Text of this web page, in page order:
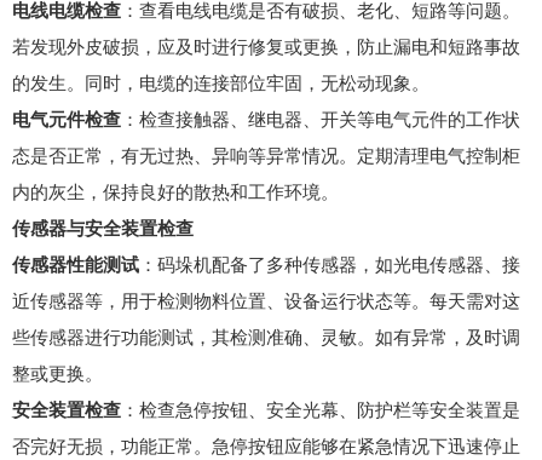
电线电缆检查 ：查看电线电缆是否有破损、老化、短路等问题。
若发现外皮破损，应及时进行修复或更换，防止漏电和短路事故
的发生。同时，电缆的连接部位牢固，无松动现象。
电气元件检查 ：检查接触器、继电器、开关等电气元件的工作状
态是否正常，有无过热、异响等异常情况。定期清理电气控制柜
内的灰尘，保持良好的散热和工作环境。
传感器与安全装置检查
传感器性能测试 ：码垛机配备了多种传感器，如光电传感器、接
近传感器等，用于检测物料位置、设备运行状态等。每天需对这
些传感器进行功能测试，其检测准确、灵敏。如有异常，及时调
整或更换。
安全装置检查 ：检查急停按钮、安全光幕、防护栏等安全装置是
否完好无损，功能正常。急停按钮应能够在紧急情况下迅速停止